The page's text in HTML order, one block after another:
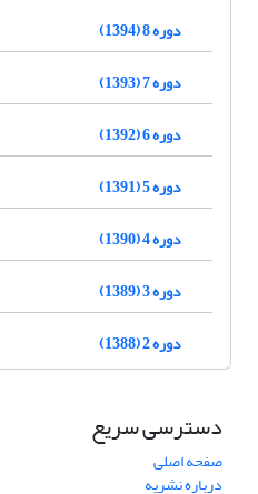
دوره 8 (1394)
دوره 7 (1393)
دوره 6 (1392)
دوره 5 (1391)
دوره 4 (1390)
دوره 3 (1389)
دوره 2 (1388)
دسترسی سریع
صفحه اصلی
درباره نشریه